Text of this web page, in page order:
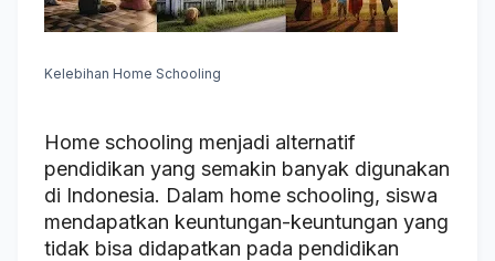
Kelebihan Home Schooling
Home schooling menjadi alternatif
pendidikan yang semakin banyak digunakan
di Indonesia. Dalam home schooling, siswa
mendapatkan keuntungan-keuntungan yang
tidak bisa didapatkan pada pendidikan